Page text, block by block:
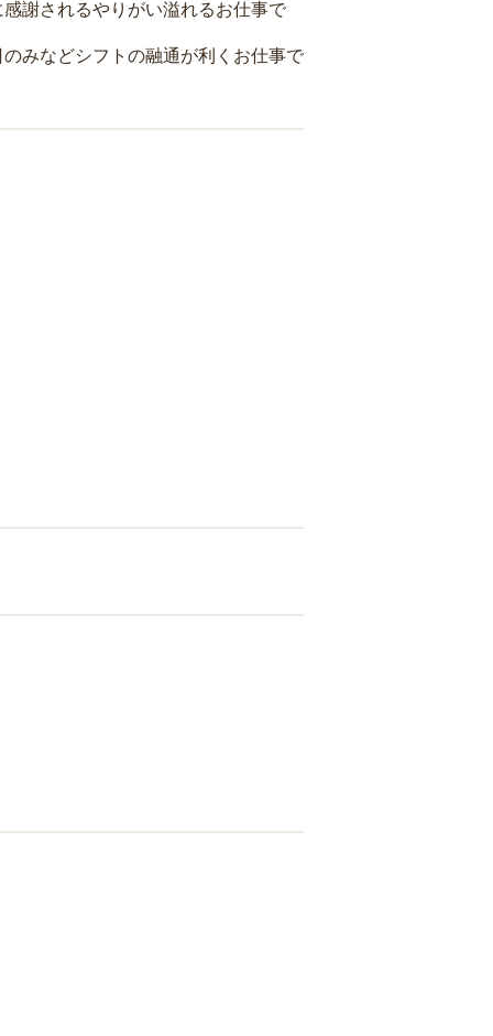
謝されるやりがい溢れるお仕事で
みなどシフトの融通が利くお仕事で